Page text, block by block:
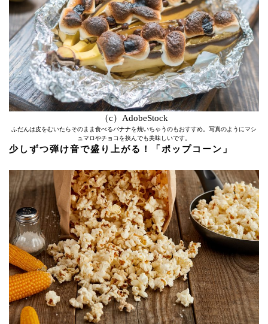
（c）AdobeStock
ふだんは皮をむいたらそのまま食べるバナナを焼いちゃうのもおすすめ。写真のようにマシ
ュマロやチョコを挟んでも美味しいです。
少しずつ弾け音で盛り上がる！「ポップコーン」